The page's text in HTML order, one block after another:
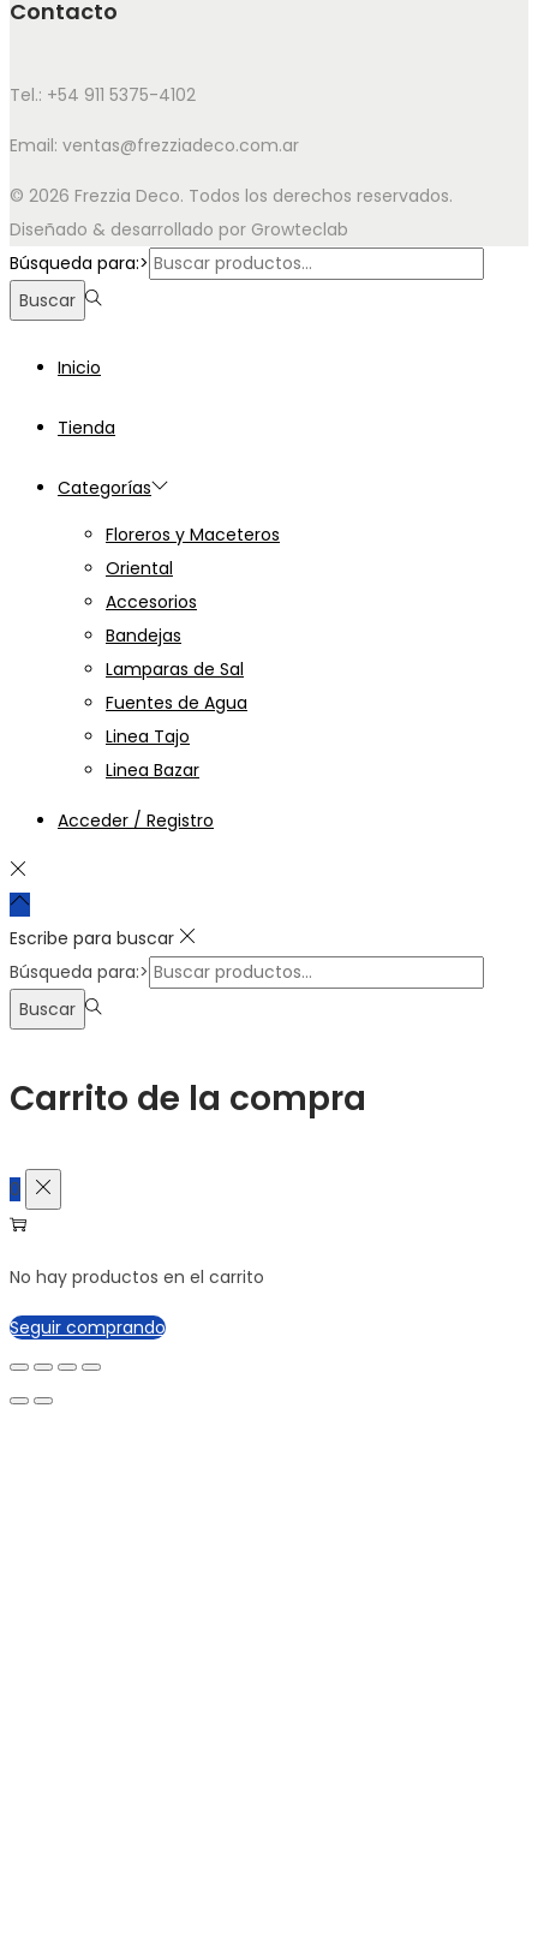
Contacto
Tel.: +54 911 5375-4102
Email: ventas@frezziadeco.com.ar
© 2026 Frezzia Deco. Todos los derechos reservados.
Diseñado & desarrollado por Growteclab
Búsqueda para:>
Buscar
Inicio
Tienda
Categorías
Floreros y Maceteros
Oriental
Accesorios
Bandejas
Lamparas de Sal
Fuentes de Agua
Linea Tajo
Linea Bazar
Acceder / Registro
Escribe para buscar
Búsqueda para:>
Buscar
Carrito de la compra
0
No hay productos en el carrito
Seguir comprando